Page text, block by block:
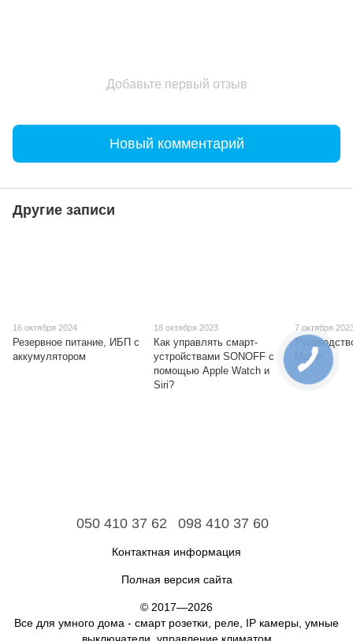
Добавьте первый отзыв
Новый комментарий
Другие записи
16 октября 2024
Резервное питание, ИБП с
аккумулятором
18 октября 2023
Как управлять смарт-
устройствами SONOFF с
помощью Apple Watch и
Siri?
7 октября
Matter
050 410 37 62 098 410 37 60
Контактная информация
Полная версия сайта
© 2017—2026
Все для умного дома - смарт розетки, реле, IP камеры, умные
выключатели, управление климатом